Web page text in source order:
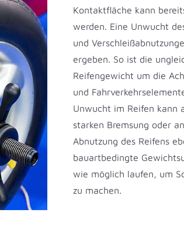
Kontaktfläche kann
werden. Eine Unwucht
und
ergeben. So ist die
Reifengewicht um die
und
Unwucht im Reifen kann
starken Bremsung oder
Abnutzung des Reifens
bauartbedingte
wie möglich laufen, um
zu machen.